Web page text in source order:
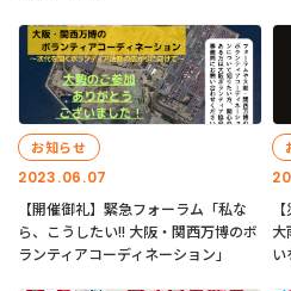
2023.06.07
お知らせ
【開催御礼】緊急フォーラム「私な
ら、こうしたい!! 大阪・関西万博のボ
ランティアコーディネーション」
大
い